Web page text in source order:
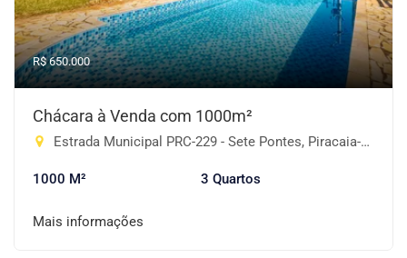
R$ 650.000
Chácara à Venda com 1000m²
Estrada Municipal PRC-229 - Sete Pontes, Piracaia-SP
1000 M² 3 Quartos
Mais informações